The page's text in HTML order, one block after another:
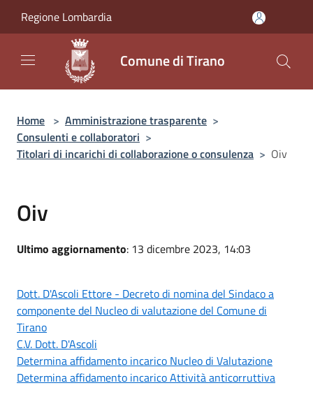
Regione Lombardia
Comune di Tirano
Home > Amministrazione trasparente >
Consulenti e collaboratori >
Titolari di incarichi di collaborazione o consulenza > Oiv
Oiv
Ultimo aggiornamento: 13 dicembre 2023, 14:03
Dott. D'Ascoli Ettore - Decreto di nomina del Sindaco a
componente del Nucleo di valutazione del Comune di
Tirano
C.V. Dott. D'Ascoli
Determina affidamento incarico Nucleo di Valutazione
Determina affidamento incarico Attività anticorruttiva